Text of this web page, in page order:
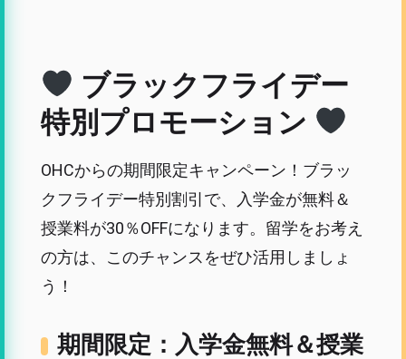
ブラックフライデー
特別プロモーション
OHCからの期間限定キャンペーン！ブラッ
クフライデー特別割引で、入学金が無料＆
授業料が30％OFFになります。留学をお考え
の方は、このチャンスをぜひ活用しましょ
う！
期間限定：入学金無料＆授業